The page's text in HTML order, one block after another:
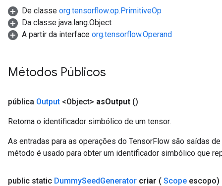
De classe org.tensorflow.op.PrimitiveOp
Da classe java.lang.Object
A partir da interface org.tensorflow.Operand
Métodos Públicos
pública Output <Object> asOutput ()
Retorna o identificador simbólico de um tensor.
As entradas para as operações do TensorFlow são saídas
método é usado para obter um identificador simbólico que
public static DummySeedGenerator criar ( Scope escopo)